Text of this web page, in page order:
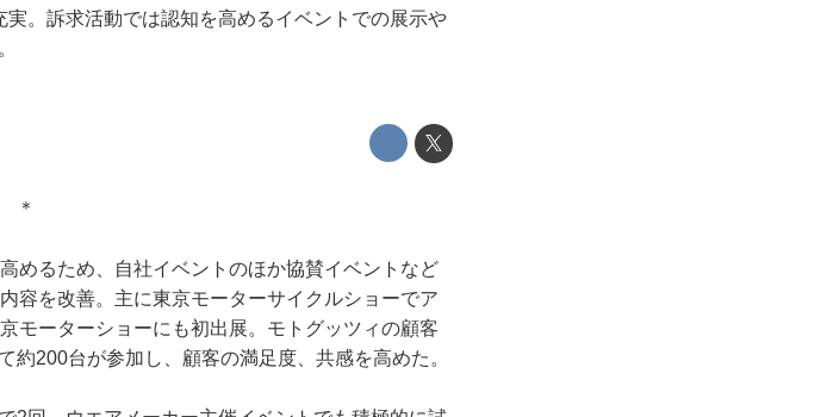
。訴求活動では認知を高めるイベントでの展示や
＊
めるため、自社イベントのほか協賛イベントなど
容を改善。主に東京モーターサイクルショーでア
モーターショーにも初出展。モトグッツィの顧客
200台が参加し、顧客の満足度、共感を高めた。